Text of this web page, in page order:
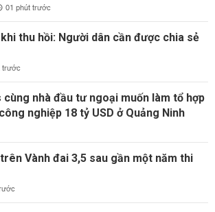
01 phút trước
thu hồi: Người dân cần được chia sẻ
trước
nhà đầu tư ngoại muốn làm tổ hợp
nghiệp 18 tỷ USD ở Quảng Ninh
Vành đai 3,5 sau gần một năm thi